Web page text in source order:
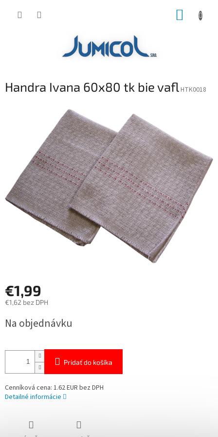
Handra Ivana 60x80 tk bie vaflHTK0018
€1,99
€1,62 bez DPH
cena:
Na objednávku
Pridať do košíka
Cenníková cena: 1.62 EUR bez DPH
Detailné informácie